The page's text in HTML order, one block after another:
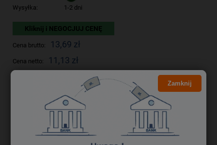
Wysyłka:
1-2 dni
Kliknij i NEGOCJUJ CENĘ
Cena brutto: 13,69 zł
Cena netto: 11,13 zł
do koszyka
dodaj do przechowalni
Zamknij